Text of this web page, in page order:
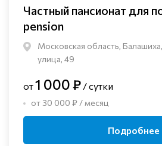
Частный пансионат для
pension
Московская область,
улица, 49
от1 000 ₽ / сутки
от 30 000 ₽ / месяц
Подробнее